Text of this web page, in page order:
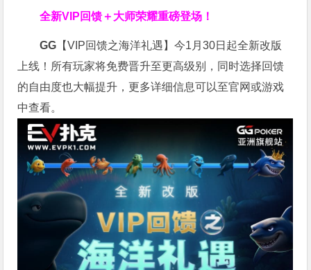
全新VIP回馈＋大师荣耀重磅登场！
GG 【VIP回馈之海洋礼遇】今1月30日起全新改版
上线！所有玩家将免费晋升至更高级别，同时选择回馈
的自由度也大幅提升，更多详细信息可以至官网或游戏
中查看。